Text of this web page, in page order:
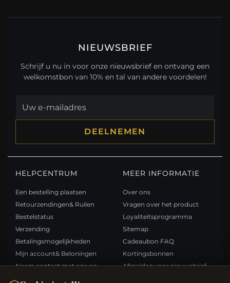
NIEUWSBRIEF
Schrijf u nu in voor onze nieuwsbrief en ontvang een
welkomstbon van 10% en tal van andere voordelen!
DEELNEMEN
HELPCENTRUM
Een bestelling plaatsen
Retourzendingen& Ruilen
Bestelstatus
Verzending
Betalingsmogelijkheden
Mijn account& Beloningen
Neem contact met ons op
MEER INFORMATIE
Over ons
Vragen over het product
Loyaliteitsprogramma
Sitemap
Cadeaubon FAQ
Kortingsbonnen
Afmelden voor nieuwsbrief